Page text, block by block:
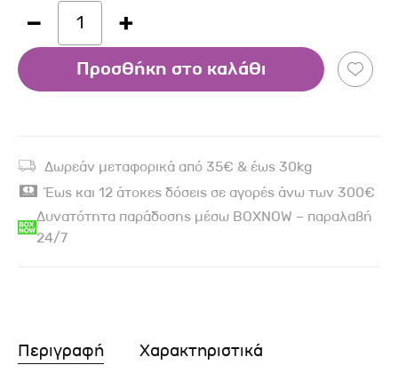
1
Προσθήκη στο καλάθι
Δωρεάν μεταφορικά από 35€ & έως 30kg
Έως και 12 άτοκες δόσεις σε αγορές άνω των 300€
Δυνατότητα παράδοσης μέσω BOXNOW – παραλαβή
24/7
Περιγραφή Χαρακτηριστικά